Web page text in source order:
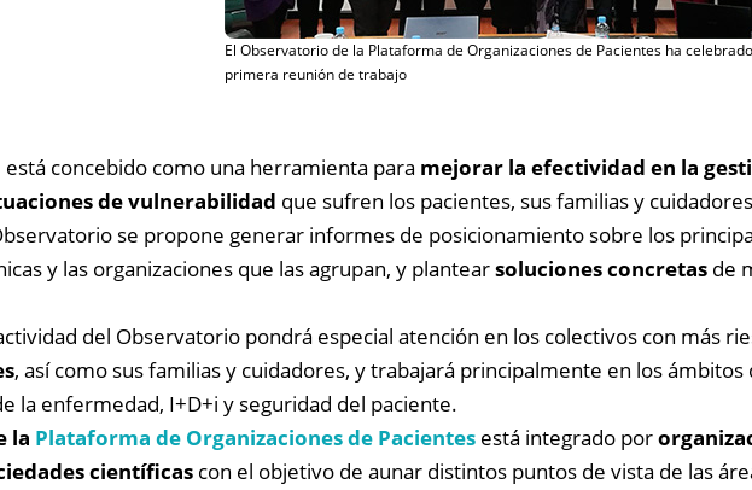
El Observatorio de la Plataforma de Organizaciones de Pacientes ha
primera reunión de trabajo
está concebido como una herramienta para mejorar la efectividad en la
de vulnerabilidad que sufren los pacientes, sus familias y
se propone generar informes de posicionamiento sobre los
y las organizaciones que las agrupan, y plantearsoluciones concretas de
del Observatorio pondrá especial atención en los colectivos con más
, así como sus familias y cuidadores, y trabajará principalmente en los
la enfermedad, I+D+i y seguridad del paciente.
la Plataforma de Organizaciones de Pacientes está integrado por
científicas con el objetivo de aunar distintos puntos de vista de las